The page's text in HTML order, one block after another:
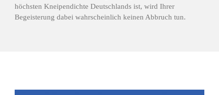
höchsten Kneipendichte Deutschlands ist, wird Ihrer
Begeisterung dabei wahrscheinlich keinen Abbruch tun.